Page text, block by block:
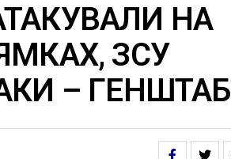
НА
ЗСУ
– ГЕНШТАБ